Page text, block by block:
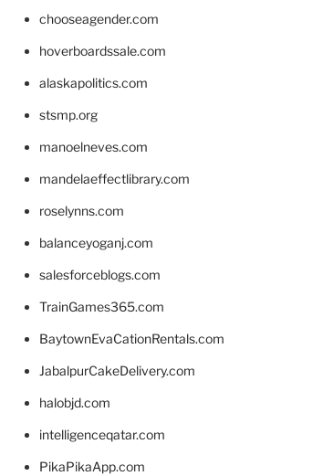
chooseagender.com
hoverboardssale.com
alaskapolitics.com
stsmp.org
manoelneves.com
mandelaeffectlibrary.com
roselynns.com
balanceyoganj.com
salesforceblogs.com
TrainGames365.com
BaytownEvaCationRentals.com
JabalpurCakeDelivery.com
halobjd.com
intelligenceqatar.com
PikaPikaApp.com